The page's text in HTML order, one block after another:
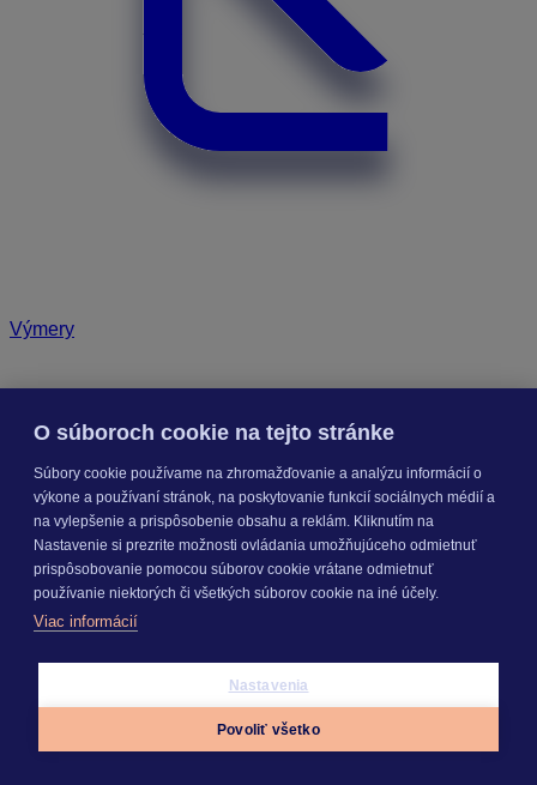
Výmery
O súboroch cookie na tejto stránke
Súbory cookie používame na zhromažďovanie a analýzu informácií o
výkone a používaní stránok, na poskytovanie funkcií sociálnych médií a
na vylepšenie a prispôsobenie obsahu a reklám. Kliknutím na
Nastavenie si prezrite možnosti ovládania umožňujúceho odmietnuť
prispôsobovanie pomocou súborov cookie vrátane odmietnuť
používanie niektorých či všetkých súborov cookie na iné účely.
Viac informácií
Nastavenia
Povoliť všetko